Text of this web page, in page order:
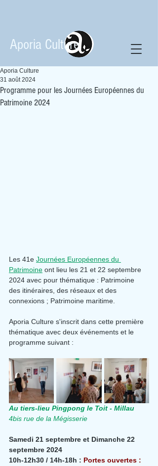
Aporia Culture
Programme pour les Journées Européennes du
Patrimoine 2024
Aporia Culture
31 août 2024
Les 41e Journées Européennes du
Patrimoine ont lieu les 21 et 22 septembre
2024 avec pour thématique : Patrimoine
des itinéraires, des réseaux et des
connexions ; Patrimoine maritime.
Aporia Culture s'inscrit dans cette première
thématique avec deux événements et le
programme suivant :
Au tiers-lieu Pingpong le Toit - Millau
4bis rue de la Mégisserie
Samedi 21 septembre et Dimanche 22
septembre 2024
10h-12h30 / 14h-18h : Portes ouvertes :